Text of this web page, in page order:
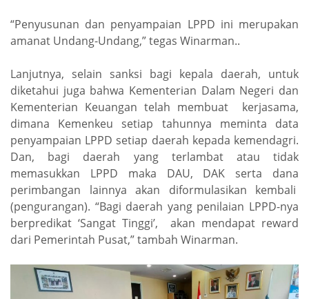
“Penyusunan dan penyampaian LPPD ini merupakan
amanat Undang-Undang,” tegas Winarman..
Lanjutnya, selain sanksi bagi kepala daerah, untuk
diketahui juga bahwa Kementerian Dalam Negeri dan
Kementerian Keuangan telah membuat kerjasama,
dimana Kemenkeu setiap tahunnya meminta data
penyampaian LPPD setiap daerah kepada kemendagri.
Dan, bagi daerah yang terlambat atau tidak
memasukkan LPPD maka DAU, DAK serta dana
perimbangan lainnya akan diformulasikan kembali
(pengurangan). “Bagi daerah yang penilaian LPPD-nya
berpredikat ‘Sangat Tinggi’, akan mendapat reward
dari Pemerintah Pusat,” tambah Winarman.